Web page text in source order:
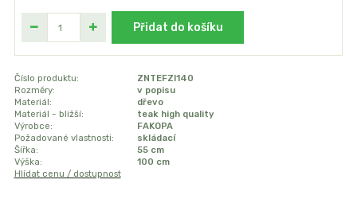
Přidat do košíku
Číslo produktu:
ZNTEFZI140
Rozměry:
v popisu
Materiál:
dřevo
Materiál - bližší:
teak high quality
Výrobce:
FAKOPA
Požadované vlastnosti:
skládací
Šířka:
55 cm
Výška:
100 cm
Hlídat cenu / dostupnost